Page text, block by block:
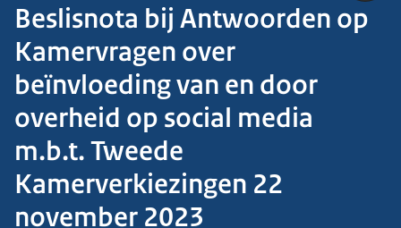
Beslisnota bij Antwoorden op
Kamervragen over
beïnvloeding van en door
overheid op social media
m.b.t. Tweede
Kamerverkiezingen 22
november 2023